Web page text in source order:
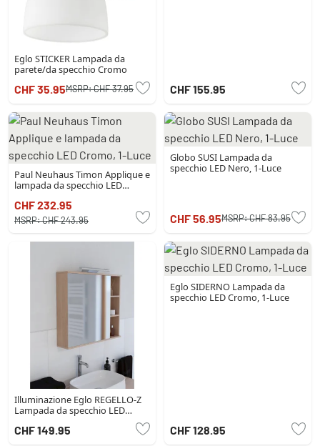
Eglo STICKER Lampada da
parete/da specchio Cromo
CHF 35.95MSRP:CHF 37.95 CHF 155.95
Paul Neuhaus Timon Applique e
lampada da specchio LED
CHF 232.95
MSRP:CHF 243.95
Globo SUSI Lampada da
specchio LED Nero, 1-Luce
CHF 56.95MSRP:CHF 83.95
Illuminazione Eglo REGELLO-Z
Lampada da specchio LED
Cromo, Argento, Cambia colore
CHF 149.95
Eglo SIDERNO Lampada da
specchio LED Cromo, 1-Luce
CHF 128.95